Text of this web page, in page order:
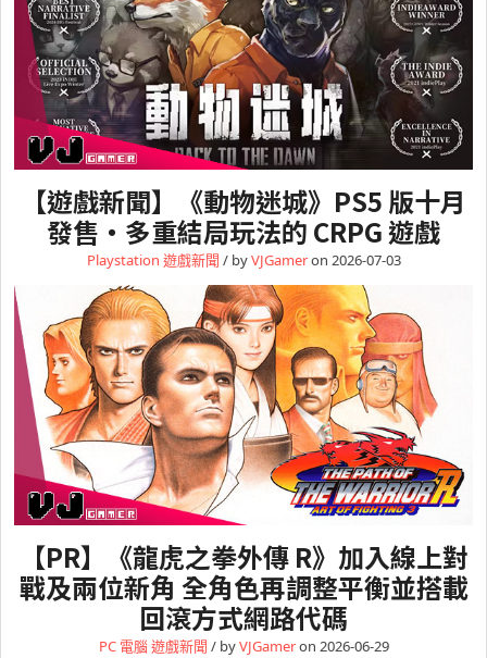
【遊戲新聞】《動物迷城》PS5 版十月
發售・多重結局玩法的 CRPG 遊戲
Playstation 遊戲新聞 / byVJGameron 2026-07-03
【PR】《龍虎之拳外傳 R》加入線上對
戰及兩位新角 全角色再調整平衡並搭載
回滾方式網路代碼
PC 電腦遊戲新聞 / byVJGameron 2026-06-29